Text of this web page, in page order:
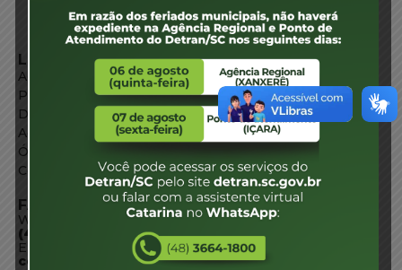
LINKS EXTERNOS
Agência de Notícias
Portal de Serviços
Diário Oficial
Acesso à Informação
Órgãos do Governo
Conheça SC
FALE CONOSCO
WhatsApp:
(48) 3664-1800
E-mail:
centraldeinformacoes@detran.sc.gov.br